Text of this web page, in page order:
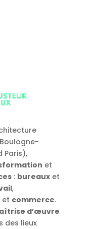
Paris),
et
: bureaux et
,
et commerce.
d’œuvre
des lieux